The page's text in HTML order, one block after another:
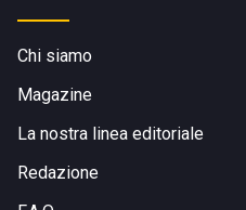
Chi siamo
Magazine
La nostra linea editoriale
Redazione